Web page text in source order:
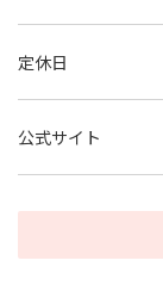
定休日
公式サイト